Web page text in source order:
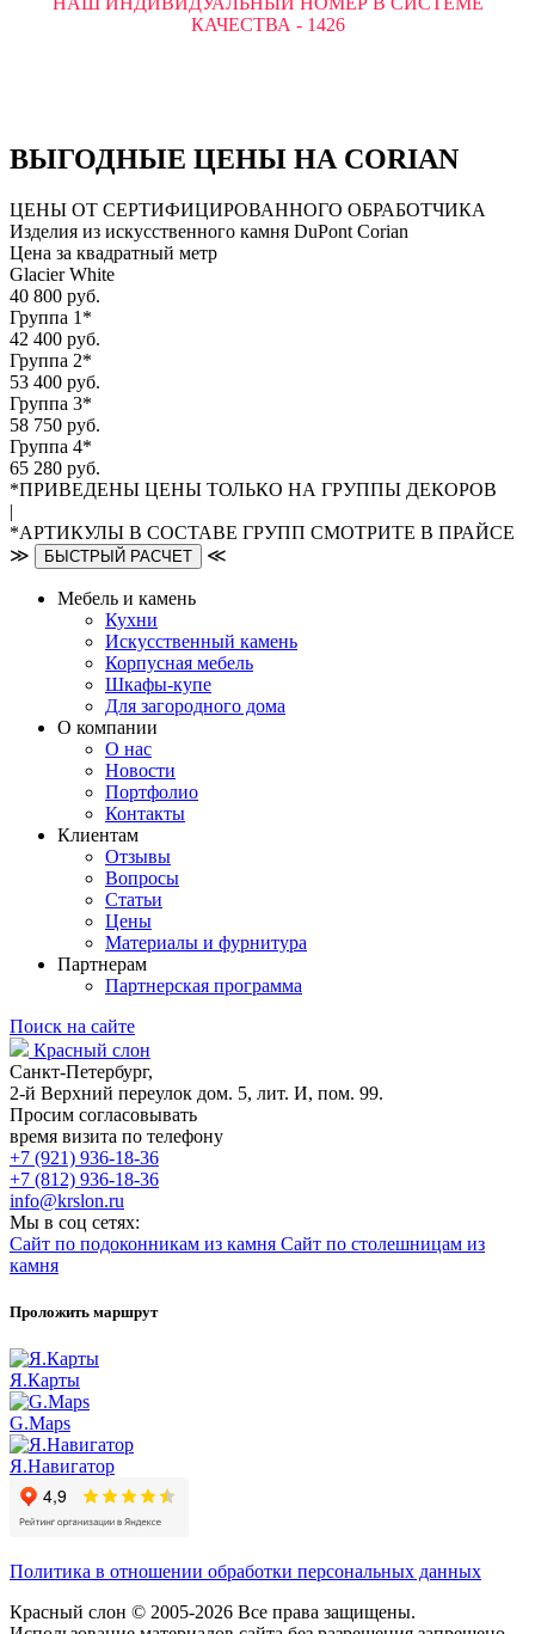
КАЧЕСТВА - 1426
ВЫГОДНЫЕ ЦЕНЫ НА CORIAN
ЦЕНЫ ОТ СЕРТИФИЦИРОВАННОГО ОБРАБОТЧИКА
Изделия из искусственного камня DuPont Corian
Цена за квадратный метр
Glacier White
40 800 руб.
Группа 1*
42 400 руб.
Группа 2*
53 400 руб.
Группа 3*
58 750 руб.
Группа 4*
65 280 руб.
*ПРИВЕДЕНЫ ЦЕНЫ ТОЛЬКО НА ГРУППЫ ДЕКОРОВ
|
*АРТИКУЛЫ В СОСТАВЕ ГРУПП СМОТРИТЕ В ПРАЙСЕ
≫
БЫСТРЫЙ РАСЧЕТ ≪
Мебель и камень
Кухни
Искусственный камень
Корпусная мебель
Шкафы-купе
Для загородного дома
О компании
О нас
Новости
Портфолио
Контакты
Клиентам
Отзывы
Вопросы
Статьи
Цены
Материалы и фурнитура
Партнерам
Партнерская программа
Поиск на сайте
Красный слон
Санкт-Петербург,
2-й Верхний переулок дом. 5, лит. И, пом. 99.
Просим согласовывать
время визита по телефону
+7 (921) 936-18-36
+7 (812) 936-18-36
info@krslon.ru
Мы в соц сетях:
Сайт по подоконникам из камня Сайт по столешницам из
камня
Проложить маршрут
Я.Карты
G.Maps
Я.Навигатор
Политика в отношении обработки персональных данных
Красный слон © 2005-2026 Все права защищены.